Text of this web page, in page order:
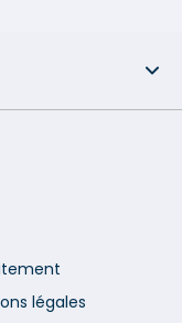
légales